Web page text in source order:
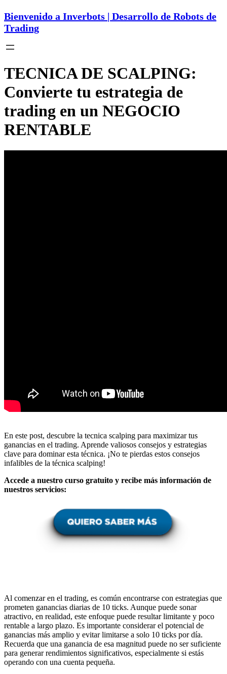
Bienvenido a Inverbots | Desarrollo de Robots de
Trading
TECNICA DE SCALPING:
Convierte tu estrategia de
trading en un NEGOCIO
RENTABLE
En este post, descubre la tecnica scalping para maximizar tus
ganancias en el trading. Aprende valiosos consejos y estrategias
clave para dominar esta técnica. ¡No te pierdas estos consejos
infalibles de la técnica scalping!
Accede a nuestro curso gratuito y recibe más información de
nuestros servicios:
Al comenzar en el trading, es común encontrarse con estrategias que
prometen ganancias diarias de 10 ticks. Aunque puede sonar
atractivo, en realidad, este enfoque puede resultar limitante y poco
rentable a largo plazo. Es importante considerar el potencial de
ganancias más amplio y evitar limitarse a solo 10 ticks por día.
Recuerda que una ganancia de esa magnitud puede no ser suficiente
para generar rendimientos significativos, especialmente si estás
operando con una cuenta pequeña.